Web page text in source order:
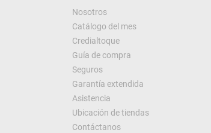
Nosotros
Catálogo del mes
Credialtoque
Guía de compra
Seguros
Garantía extendida
Asistencia
Ubicación de tiendas
Contáctanos